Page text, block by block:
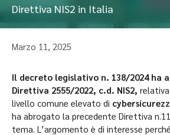
Direttiva NIS2 in Italia
Marzo 11, 2025
Il decreto legislativo n. 138/2024 ha
Direttiva 2555/2022, c.d. NIS2,
livello comune elevato di
ha abrogato la precedente Direttiva
tema. L’argomento è di interesse